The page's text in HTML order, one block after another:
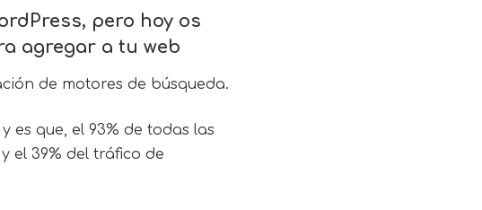
pero hoy os
agregar a tu web
de motores de búsqueda.
es que, el 93% de todas las
el 39% del tráfico de